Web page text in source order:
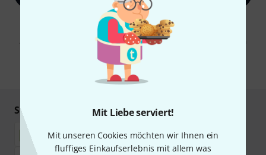
Mit Liebe serviert!
Mit unseren Cookies möchten wir Ihnen ein
fluffiges Einkaufserlebnis mit allem was
Mit Klick auf „Jetzt anmelden“ stimmen Sie dem Erhalt von E-Mail-
Werbung und einer Messung des E-Mail-Nutzungsverhaltens zu. Die
Abmeldung ist jederzeit möglich. Weitere Informationen finden Sie in
Datenschutzhinweisen
* Pflichtfeld
Sicher einkaufen & bezahlen